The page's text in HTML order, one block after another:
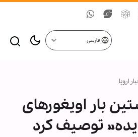
فارسی
اروپا
بار اویغورهای
توصیف کرد